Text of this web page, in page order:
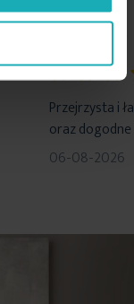
produktu
Przejrzysta i
oraz
06-08-2026